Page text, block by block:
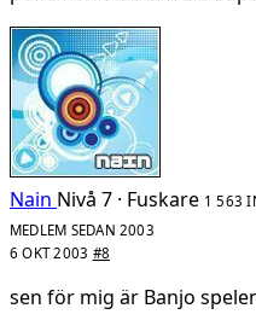
Nain Nivå 7 · Fuskare 1 563
MEDLEM SEDAN 2003
6 OKT 2003 #8
sen för mig är Banjo